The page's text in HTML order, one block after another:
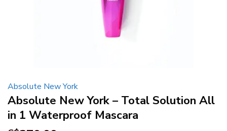
Absolute New York
Absolute New York – Total Solution All
in 1 Waterproof Mascara